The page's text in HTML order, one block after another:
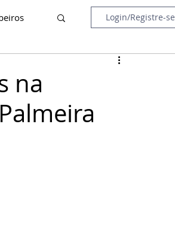
Login/Registre-se
na